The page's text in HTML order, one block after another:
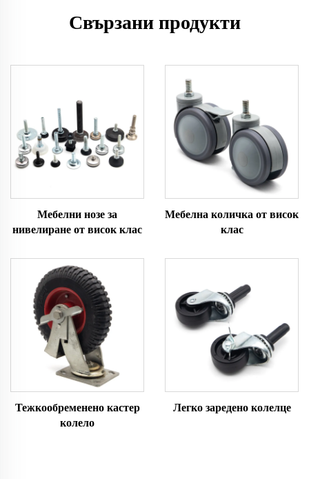
Свързани продукти
Мебелни нозе за
нивелиране от висок клас
Мебелна количка от висок
клас
Тежкообременено кастер
колело
Легко заредено колелце